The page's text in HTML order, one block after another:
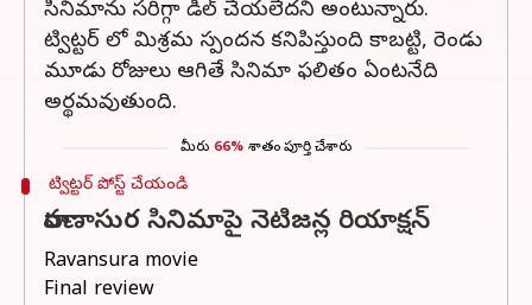
సినిమాను సరిగ్గా డీల్ చేయలేదని అంటున్నారు.
ట్విట్టర్ లో మిశ్రమ స్పందన కనిపిస్తుంది కాబట్టి, రెండు
మూడు రోజులు ఆగితే సినిమా ఫలితం ఏంటనేది
అర్థమవుతుంది.
మీరు 66% శాతం పూర్తి చేశారు
ట్విట్టర్ పోస్ట్ చేయండి
రావణాసుర సినిమాపై నెటిజన్ల రియాక్షన్
Ravansura movie
Final review